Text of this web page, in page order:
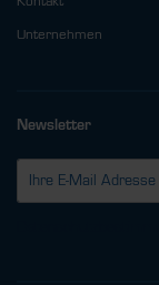
Unternehmen
Newsletter